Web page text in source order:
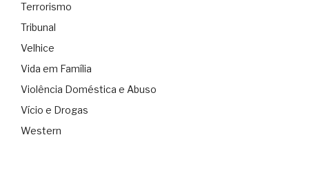
Terrorismo
Tribunal
Velhice
Vida em Família
Violência Doméstica e Abuso
Vício e Drogas
Western